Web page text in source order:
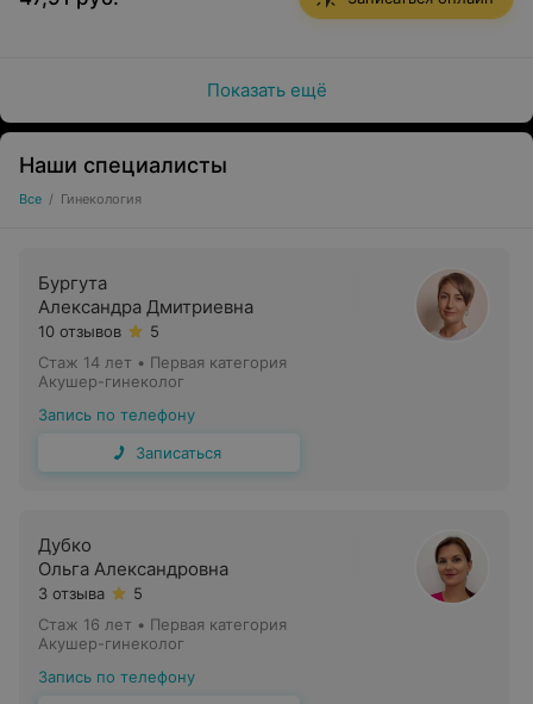
планирование зачатия и подбор контрацепции;
Комплексная диагностика включает:
консультацию гинеколога с учетом индивидуальных
особенностей;
осмотр в гинекологическом кресле;
лабораторные анализы;
цитологическое и гистологическое исследование;
кольпоскопию;
Результаты обследований могут помочь определить
причины нарушений, подобрать оптимальную терапию
или дать рекомендации по профилактике. Врачи
обсуждают все деликатные моменты с пациенткой в
доверительной и спокойной атмосфере.
Показать ещё
Наши специалисты
Все / Гинекология
Бургута
Александра Дмитриевна
10 отзывов
5
Стаж 14 лет • Первая категория
Акушер-гинеколог
Запись по телефону
Записаться
Дубко
Ольга Александровна
3 отзыва
5
Стаж 16 лет • Первая категория
Акушер-гинеколог
Запись по телефону